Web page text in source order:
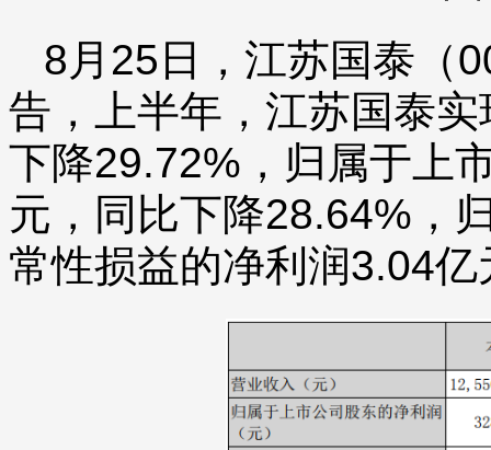
8月25日，江苏国泰（
告，上半年，江苏国泰
下降29.72%，归属于上
元，同比下降28.64%，
常性损益的净利润3.04